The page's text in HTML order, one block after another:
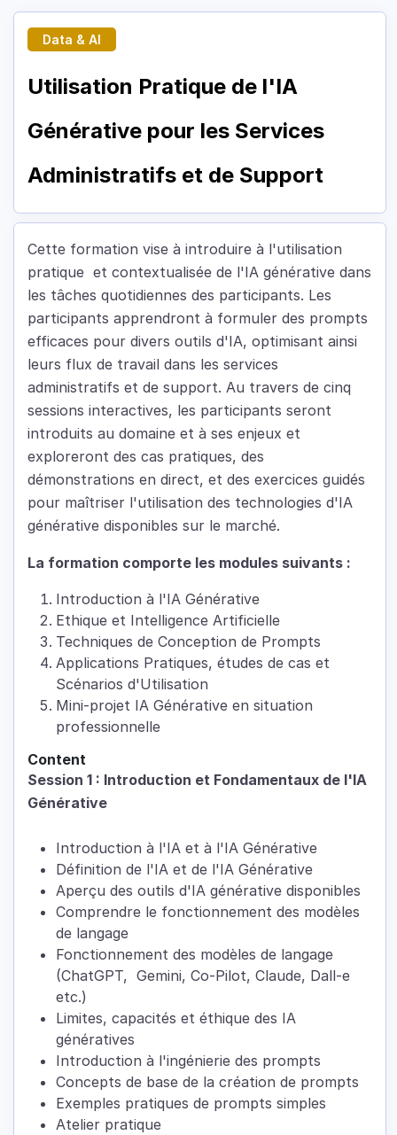
Data & AI
Utilisation Pratique de l'IA
Générative pour les Services
Administratifs et de Support
Cette formation vise à introduire à l'utilisation
pratique et contextualisée de l'IA générative dans
les tâches quotidiennes des participants. Les
participants apprendront à formuler des prompts
efficaces pour divers outils d'IA, optimisant ainsi
leurs flux de travail dans les services
administratifs et de support. Au travers de cinq
sessions interactives, les participants seront
introduits au domaine et à ses enjeux et
exploreront des cas pratiques, des
démonstrations en direct, et des exercices guidés
pour maîtriser l'utilisation des technologies d'IA
générative disponibles sur le marché.
La formation comporte les modules suivants :
Introduction à l'IA Générative
Ethique et Intelligence Artificielle
Techniques de Conception de Prompts
Applications Pratiques, études de cas et
Scénarios d'Utilisation
Mini-projet IA Générative en situation
professionnelle
Content
Session 1 : Introduction et Fondamentaux de l'IA
Générative
Introduction à l'IA et à l'IA Générative
Définition de l'IA et de l'IA Générative
Aperçu des outils d'IA générative disponibles
Comprendre le fonctionnement des modèles
de langage
Fonctionnement des modèles de langage
(ChatGPT, Gemini, Co-Pilot, Claude, Dall-e
etc.)
Limites, capacités et éthique des IA
génératives
Introduction à l'ingénierie des prompts
Concepts de base de la création de prompts
Exemples pratiques de prompts simples
Atelier pratique